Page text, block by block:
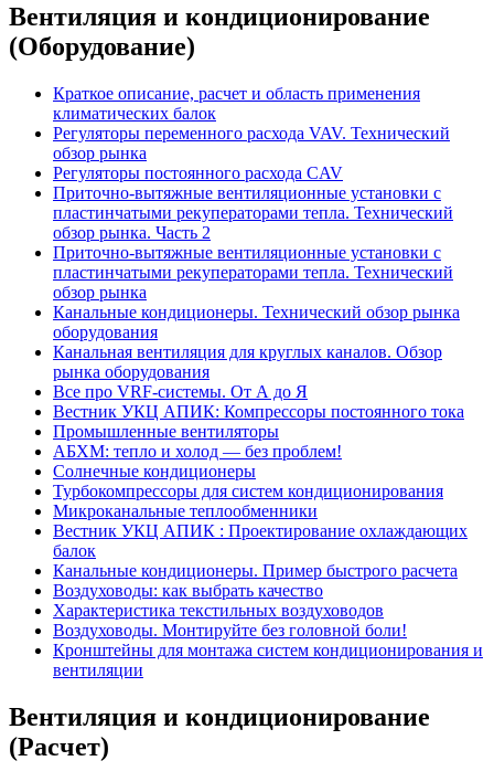
Вентиляция и кондиционирование
(Оборудование)
Краткое описание, расчет и область применения
климатических балок
Регуляторы переменного расхода VAV. Технический
обзор рынка
Регуляторы постоянного расхода CAV
Приточно-вытяжные вентиляционные установки с
пластинчатыми рекуператорами тепла. Технический
обзор рынка. Часть 2
Приточно-вытяжные вентиляционные установки с
пластинчатыми рекуператорами тепла. Технический
обзор рынка
Канальные кондиционеры. Технический обзор рынка
оборудования
Канальная вентиляция для круглых каналов. Обзор
рынка оборудования
Все про VRF-системы. От А до Я
Вестник УКЦ АПИК: Компрессоры постоянного тока
Промышленные вентиляторы
АБХМ: тепло и холод — без проблем!
Солнечные кондиционеры
Турбокомпрессоры для систем кондиционирования
Микроканальные теплообменники
Вестник УКЦ АПИК : Проектирование охлаждающих
балок
Канальные кондиционеры. Пример быстрого расчета
Воздуховоды: как выбрать качество
Характеристика текстильных воздуховодов
Воздуховоды. Монтируйте без головной боли!
Кронштейны для монтажа систем кондиционирования и
вентиляции
Вентиляция и кондиционирование
(Расчет)